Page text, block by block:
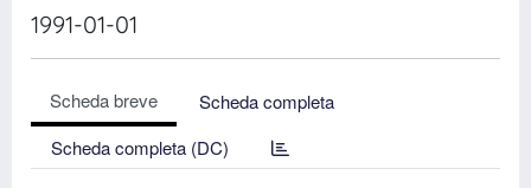
1991-01-01
Scheda breve
Scheda completa
Scheda completa (DC)